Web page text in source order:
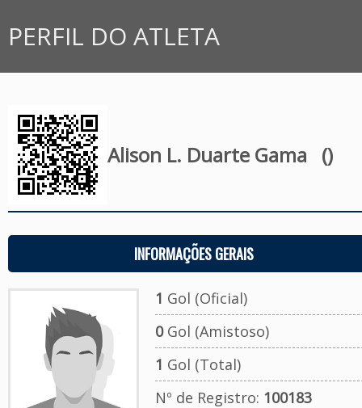
PERFIL DO ATLETA
Alison L. Duarte Gama ()
INFORMAÇÕES GERAIS
1 Gol (Oficial)
0Gol (Amistoso)
1 Gol (Total)
Nº de Registro: 100183